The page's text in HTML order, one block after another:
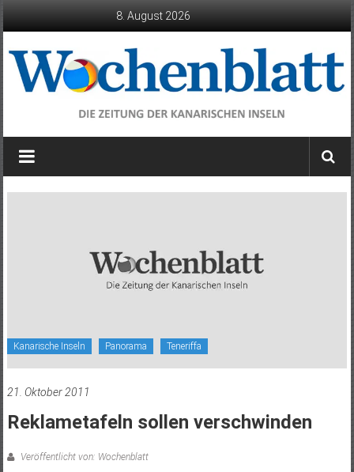
8. August 2026
Wochenblatt
die
Kanarische Inseln Panorama Teneriffa
21. Oktober 2011
Reklametafeln sollen verschwinden
Veröffentlicht von: Wochenblatt